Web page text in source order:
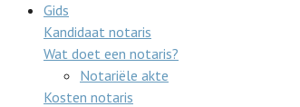
Gids
Kandidaat notaris
Wat doet een notaris?
Notariële akte
Kosten notaris